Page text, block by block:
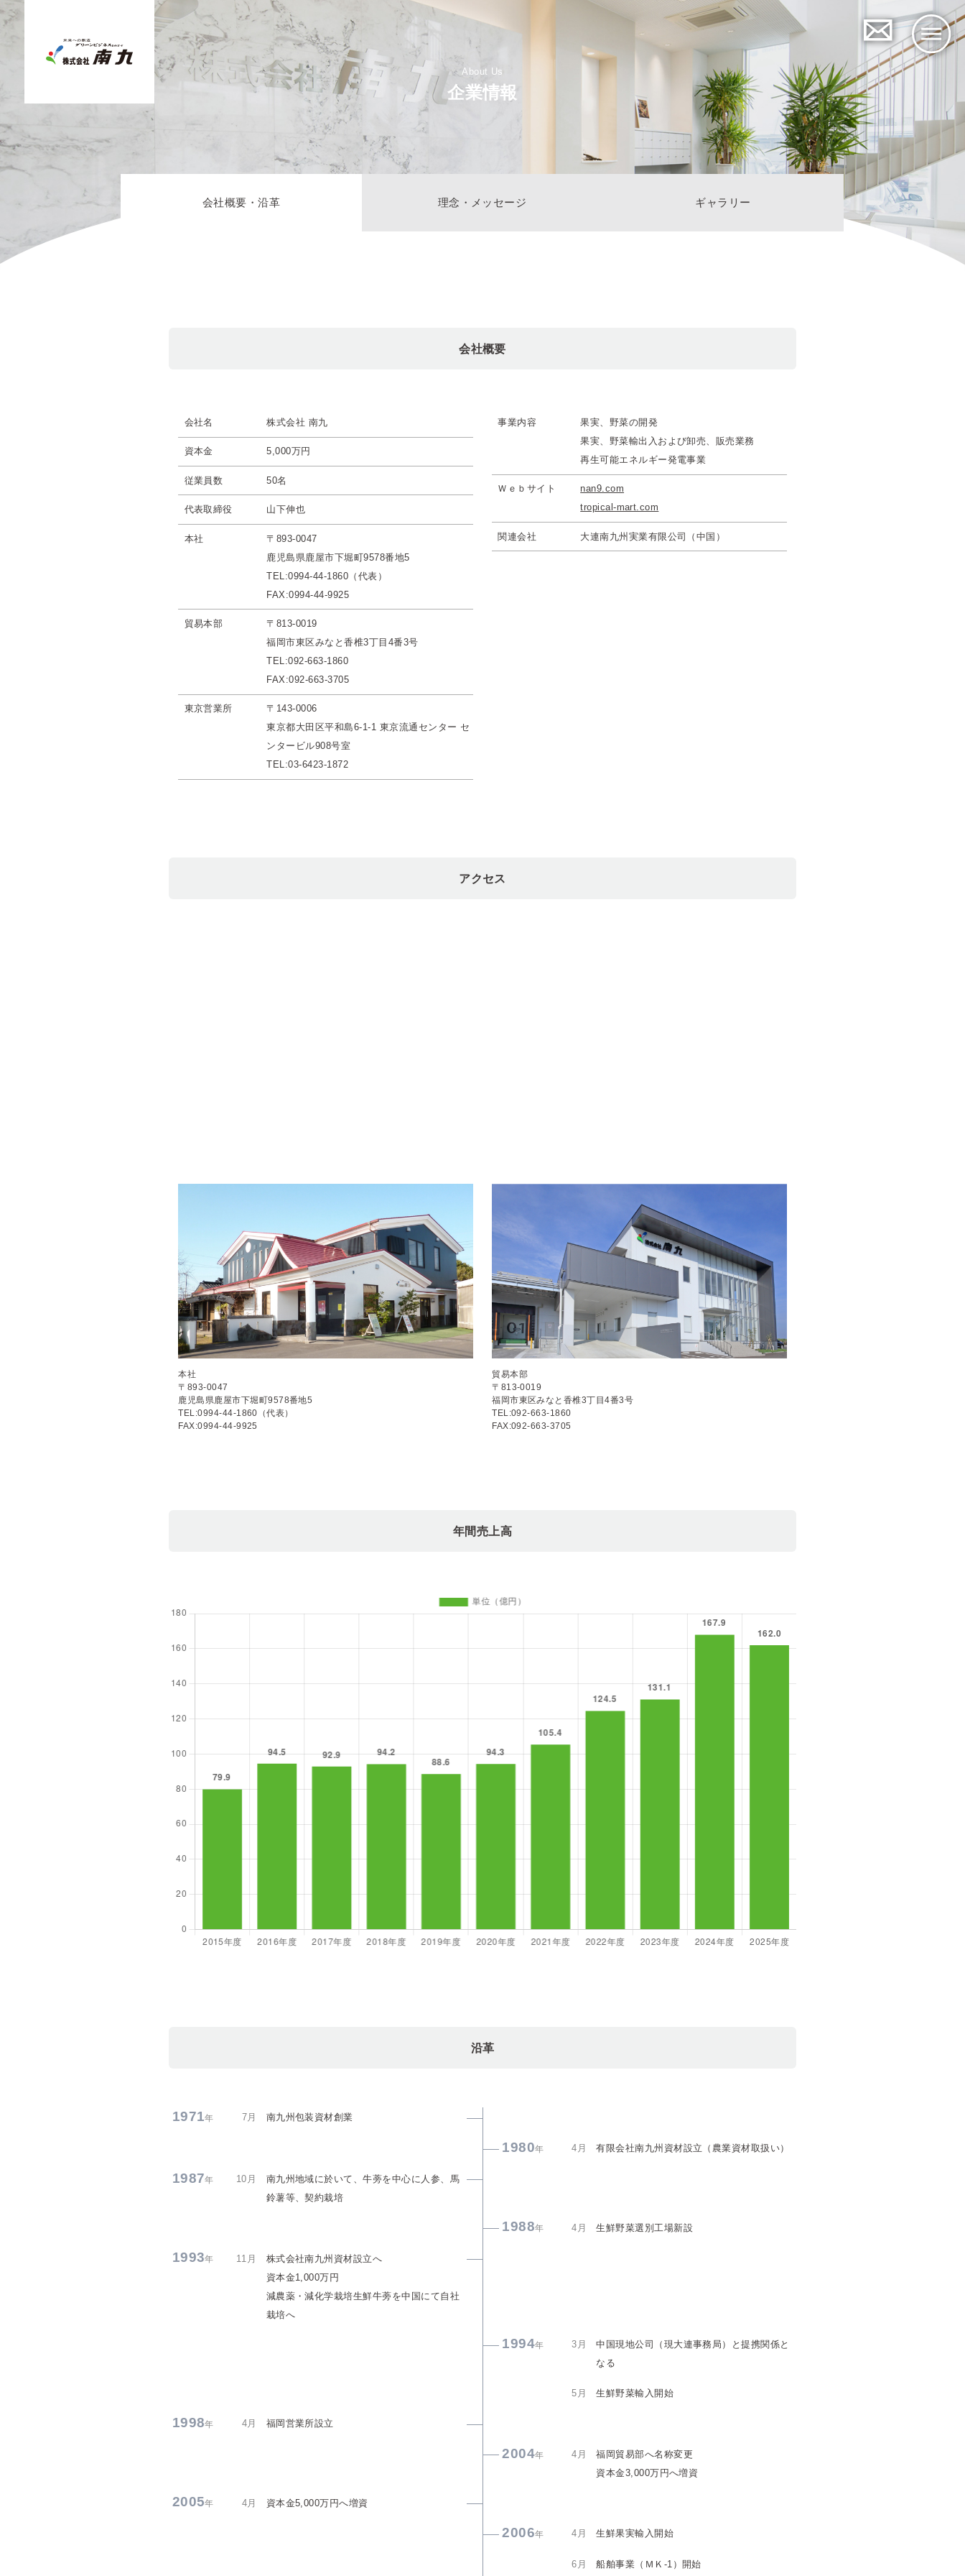
About Us
企業情報
会社概要・沿革 理念・メッセージ ギャラリー
会社概要
会社名 株式会社 南九
資本金 5,000万円
従業員数 50名
代表取締役 山下伸也
本社
〒893-0047
鹿児島県鹿屋市下堀町9578番地5
TEL:0994-44-1860（代表）
FAX:0994-44-9925
貿易本部
〒813-0019
福岡市東区みなと香椎3丁目4番3号
TEL:092-663-1860
FAX:092-663-3705
東京営業所
〒143-0006
東京都大田区平和島6-1-1 東京流通センター セ
ンタービル908号室
TEL:03-6423-1872
事業内容
果実、野菜の開発
果実、野菜輸出入および卸売、販売業務
再生可能エネルギー発電事業
Ｗｅｂ サイト
nan9.com
tropical-mart.com
関連会社 大連南九州実業有限公司（中国）
アクセス
本社
〒893-0047
鹿児島県鹿屋市下堀町9578番地5
TEL:0994-44-1860（代表）
FAX:0994-44-9925
貿易本部
〒813-0019
福岡市東区みなと香椎3丁目4番3号
TEL:092-663-1860
FAX:092-663-3705
年間売上高
沿革
1971年 7月 南九州包装資材創業
1980年 4月 有限会社南九州資材設立（農業資材取扱い）
1987年 10月
南九州地域に於いて、牛蒡を中心に人参、馬
鈴薯等、契約栽培
1988年 4月 生鮮野菜選別工場新設
1993年 11月
株式会社南九州資材設立へ
資本金1,000万円
減農薬・減化学栽培生鮮牛蒡を中国にて自社
栽培へ
1994年 3月
中国現地公司（現大連事務局）と提携関係と
なる
5月 生鮮野菜輸入開始
1998年 4月 福岡営業所設立
2004年 4月
福岡貿易部へ名称変更
資本金3,000万円へ増資
2005年 4月 資本金5,000万円へ増資
2006年 4月 生鮮果実輸入開始
6月 船舶事業（ＭＫ-1）開始